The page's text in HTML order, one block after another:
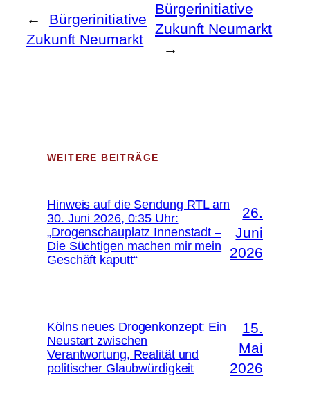
←
Bürgerinitiative
Zukunft Neumarkt
Bürgerinitiative
Zukunft Neumarkt
→
WEITERE BEITRÄGE
Hinweis auf die Sendung RTL am
30. Juni 2026, 0:35 Uhr:
„Drogenschauplatz Innenstadt –
Die Süchtigen machen mir mein
Geschäft kaputt“
26.
Juni
2026
Kölns neues Drogenkonzept: Ein
Neustart zwischen
Verantwortung, Realität und
politischer Glaubwürdigkeit
15.
Mai
2026